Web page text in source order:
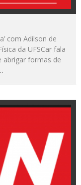
com Adilson de
da UFSCar fala
abrigar formas de